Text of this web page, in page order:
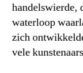
handelswierde,
waterloop
zich
vele